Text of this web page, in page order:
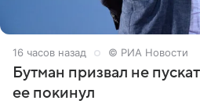
16 часов назад © РИА Новости
Бутман призвал не
ее покинул